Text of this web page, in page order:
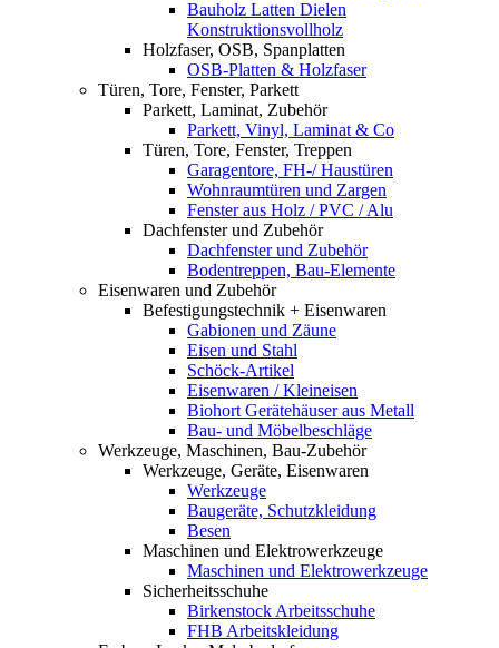
Bauholz Latten Dielen
Konstruktionsvollholz
Holzfaser, OSB, Spanplatten
OSB-Platten & Holzfaser
Türen, Tore, Fenster, Parkett
Parkett, Laminat, Zubehör
Parkett, Vinyl, Laminat & Co
Türen, Tore, Fenster, Treppen
Garagentore, FH-/ Haustüren
Wohnraumtüren und Zargen
Fenster aus Holz / PVC / Alu
Dachfenster und Zubehör
Dachfenster und Zubehör
Bodentreppen, Bau-Elemente
Eisenwaren und Zubehör
Befestigungstechnik + Eisenwaren
Gabionen und Zäune
Eisen und Stahl
Schöck-Artikel
Eisenwaren / Kleineisen
Biohort Gerätehäuser aus Metall
Bau- und Möbelbeschläge
Werkzeuge, Maschinen, Bau-Zubehör
Werkzeuge, Geräte, Eisenwaren
Werkzeuge
Baugeräte, Schutzkleidung
Besen
Maschinen und Elektrowerkzeuge
Maschinen und Elektrowerkzeuge
Sicherheitsschuhe
Birkenstock Arbeitsschuhe
FHB Arbeitskleidung